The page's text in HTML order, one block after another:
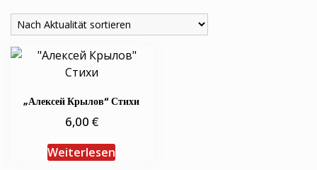
„Алексей Крылов“ Стихи
6,00 €
Weiterlesen